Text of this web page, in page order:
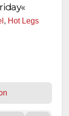
, Hot Legs